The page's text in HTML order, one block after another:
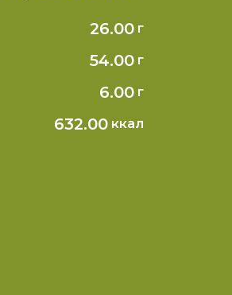
26.00 г
54.00 г
6.00 г
632.00 ккал